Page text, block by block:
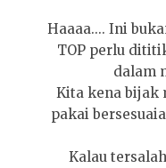
Haaaa.... Ini
TOPperlu
dalam
Kita kena bijak
pakai
Kalau